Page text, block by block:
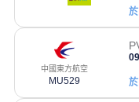
中國東方航空
MU529